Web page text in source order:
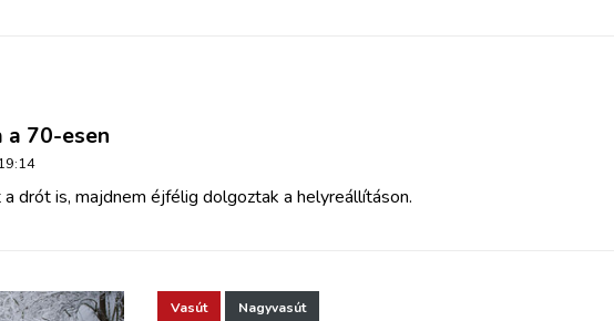
a 70-esen
drót is, majdnem éjfélig dolgoztak a helyreállításon.
Vasút Nagyvasút